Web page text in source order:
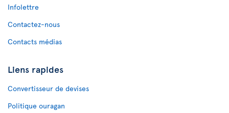
Infolettre
Contactez-nous
Contacts médias
Liens rapides
Convertisseur de devises
Politique ouragan